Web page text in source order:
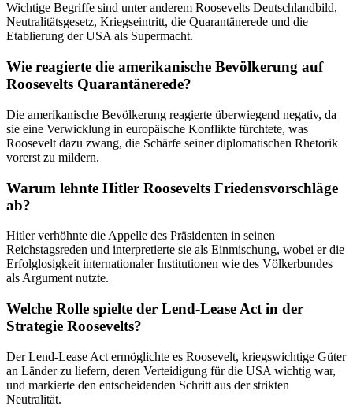
Wichtige Begriffe sind unter anderem Roosevelts Deutschlandbild,
Neutralitätsgesetz, Kriegseintritt, die Quarantänerede und die
Etablierung der USA als Supermacht.
Wie reagierte die amerikanische Bevölkerung auf
Roosevelts Quarantänerede?
Die amerikanische Bevölkerung reagierte überwiegend negativ, da
sie eine Verwicklung in europäische Konflikte fürchtete, was
Roosevelt dazu zwang, die Schärfe seiner diplomatischen Rhetorik
vorerst zu mildern.
Warum lehnte Hitler Roosevelts Friedensvorschläge
ab?
Hitler verhöhnte die Appelle des Präsidenten in seinen
Reichstagsreden und interpretierte sie als Einmischung, wobei er die
Erfolglosigkeit internationaler Institutionen wie des Völkerbundes
als Argument nutzte.
Welche Rolle spielte der Lend-Lease Act in der
Strategie Roosevelts?
Der Lend-Lease Act ermöglichte es Roosevelt, kriegswichtige Güter
an Länder zu liefern, deren Verteidigung für die USA wichtig war,
und markierte den entscheidenden Schritt aus der strikten
Neutralität.